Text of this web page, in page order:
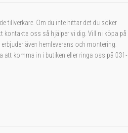
tillverkare. Om du inte hittar det du söker
kontakta oss så hjälper vi dig. Vill ni köpa på
även hemleverans och montering.
att komma in i butiken eller ringa oss på 031-